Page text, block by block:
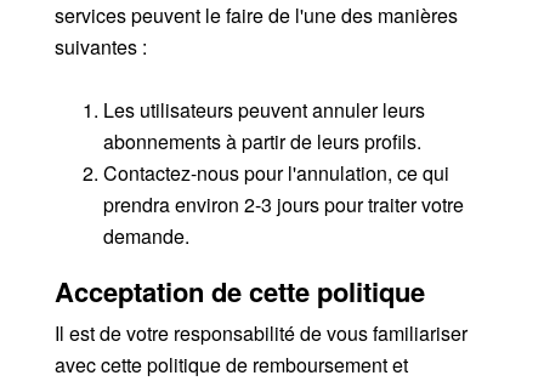
services peuvent le faire de l'une des manières
suivantes :
Les utilisateurs peuvent annuler leurs
abonnements à partir de leurs profils.
Contactez-nous pour l'annulation, ce qui
prendra environ 2-3 jours pour traiter votre
demande.
Acceptation de cette politique
Il est de votre responsabilité de vous familiariser
avec cette politique de remboursement et